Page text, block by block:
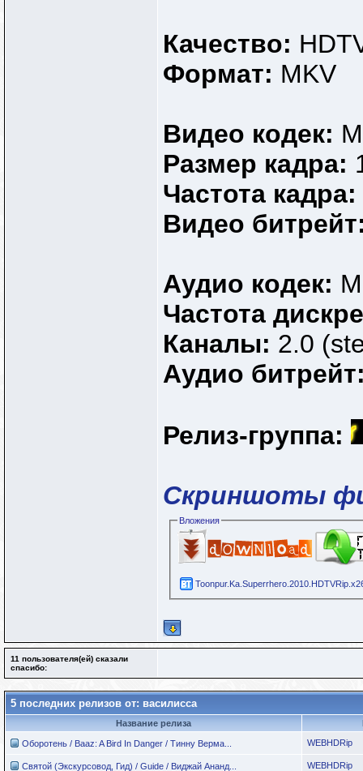
Качество:
Формат: MKV
Видео кодек:
Размер кадра:
Частота кадра:
Видео
Аудио кодек:
Частота
Каналы: 2.0
Аудио
Релиз-группа:
Скриншоты
Вложения
11 пользователя(ей) сказали
cпасибо:
5 последних релизов от: василисса
Название релиза
Оборотень / Baaz: A Bird In Danger / Тинну Верма... WEBHDRip
Святой (Экскурсовод, Гид) / Guide / Виджай Ананд... WEBHDRip